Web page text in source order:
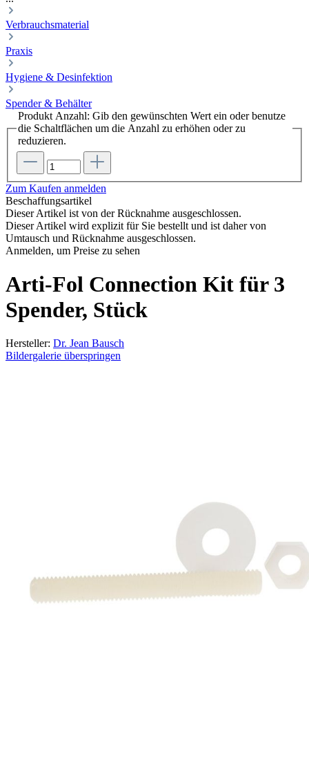
Verbrauchsmaterial
Praxis
Hygiene & Desinfektion
Spender & Behälter
Produkt Anzahl: Gib den gewünschten Wert ein oder benutze
die Schaltflächen um die Anzahl zu erhöhen oder zu
reduzieren.
Zum Kaufen anmelden
Beschaffungsartikel
Dieser Artikel ist von der Rücknahme ausgeschlossen.
Dieser Artikel wird explizit für Sie bestellt und ist daher von
Umtausch und Rücknahme ausgeschlossen.
Anmelden, um Preise zu sehen
Arti-Fol Connection Kit für 3
Spender, Stück
Hersteller: Dr. Jean Bausch
Bildergalerie überspringen